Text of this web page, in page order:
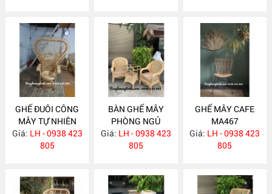
GHẾ ĐUÔI CÔNG
MÂY TỰ NHIÊN
MA470
Giá: LH - 0938 423
805
BÀN GHẾ MÂY
PHÒNG NGỦ
MA469
Giá: LH - 0938 423
805
GHẾ MÂY CAFE
MA467
Giá: LH - 0938 423
805